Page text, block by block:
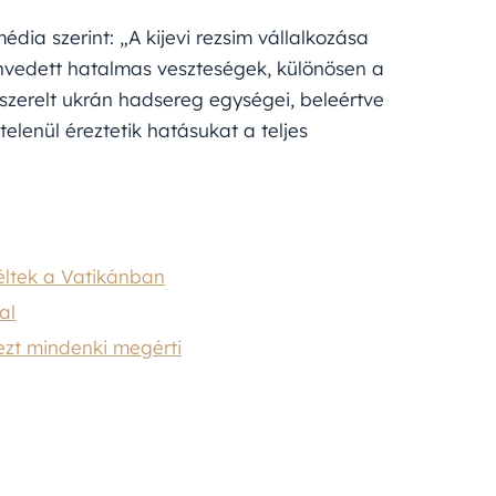
szerint: „A kijevi rezsim vállalkozása
hatalmas veszteségek, különösen a
ukrán hadsereg egységei, beleértve
éreztetik hatásukat a teljes
a Vatikánban
mindenki megérti